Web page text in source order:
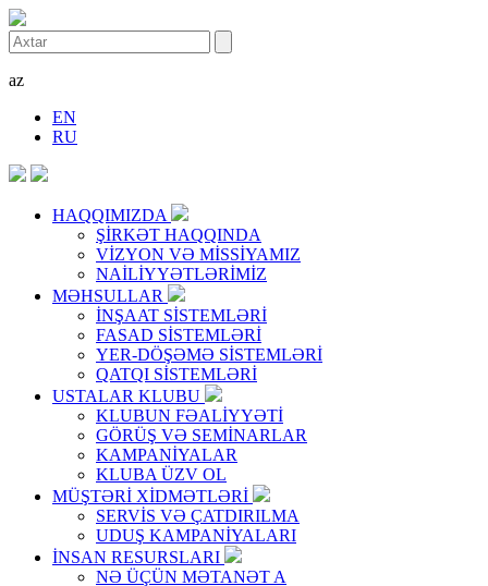
az
EN
RU
HAQQIMIZDA
ŞİRKƏT HAQQINDA
VİZYON VƏ MİSSİYAMIZ
NAİLİYYƏTLƏRİMİZ
MƏHSULLAR
İNŞAAT SİSTEMLƏRİ
FASAD SİSTEMLƏRİ
YER-DÖŞƏMƏ SİSTEMLƏRİ
QATQI SİSTEMLƏRİ
USTALAR KLUBU
KLUBUN FƏALİYYƏTİ
GÖRÜŞ VƏ SEMİNARLAR
KAMPANİYALAR
KLUBA ÜZV OL
MÜŞTƏRİ XİDMƏTLƏRİ
SERVİS VƏ ÇATDIRILMA
UDUŞ KAMPANİYALARI
İNSAN RESURSLARI
NƏ ÜÇÜN MƏTANƏT A